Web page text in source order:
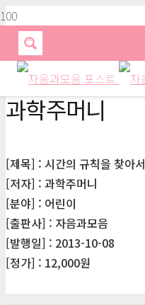
과학주머니
[제목] : 시간의 규칙을 찾아서
[저자] : 과학주머니
[분야] : 어린이
[출판사] : 자음과모음
[발행일] : 2013-10-08
[정가] : 12,000원